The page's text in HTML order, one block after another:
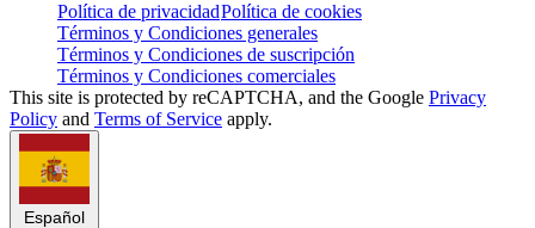
Política de privacidadPolítica de cookies
Términos y Condiciones generales
Términos y Condiciones de suscripción
Términos y Condiciones comerciales
This site is protected by reCAPTCHA, and the Google Privacy
Policy and Terms of Service apply.
Español